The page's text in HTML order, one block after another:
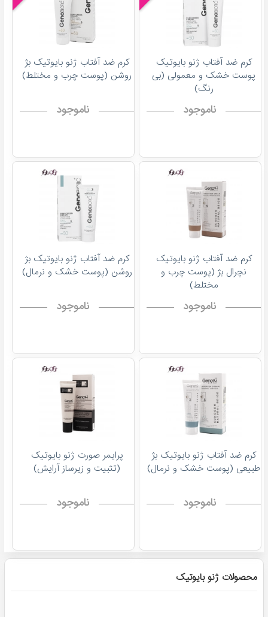
کرم ضد آفتاب ژنو بایوتیک
پوست خشک و معمولی (بی
رنگ)
ناموجود
کرم ضد آفتاب ژنو بایوتیک بژ
روشن (پوست چرب و مختلط)
ناموجود
کرم ضد آفتاب ژنو بایوتیک
نچرال بژ (پوست چرب و
مختلط)
ناموجود
کرم ضد آفتاب ژنو بایوتیک بژ
روشن (پوست خشک و نرمال)
ناموجود
کرم ضد آفتاب ژنو بایوتیک بژ
طبیعی (پوست خشک و نرمال)
ناموجود
پرایمر صورت ژنو بایوتیک
(تثبیت و زیرساز آرایش)
ناموجود
محصولات ژنو بایوتیک